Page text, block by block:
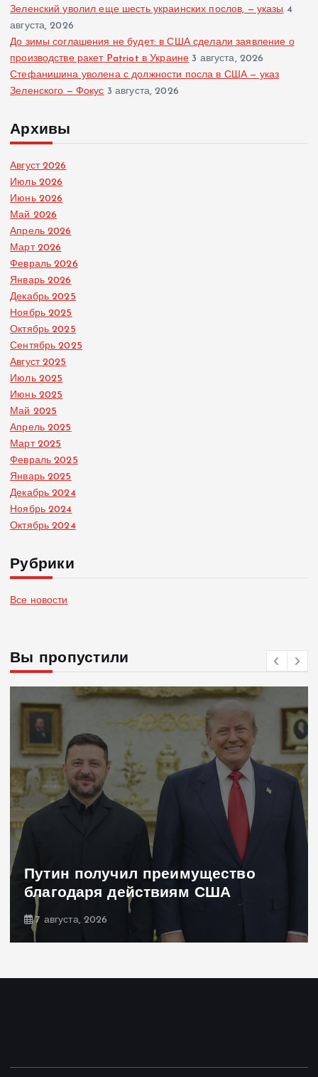
Зеленский уволил еще шесть украинских послов, — указы 4
августа, 2026
До зимы соглашения не будет: в США сделали заявление о
производстве ракет Patriot в Украине 3 августа, 2026
Стефанишина уволена с должности посла в США — указ
Зеленского — Фокус 3 августа, 2026
Архивы
Август 2026
Июль 2026
Июнь 2026
Май 2026
Апрель 2026
Март 2026
Февраль 2026
Январь 2026
Декабрь 2025
Ноябрь 2025
Октябрь 2025
Сентябрь 2025
Август 2025
Июль 2025
Июнь 2025
Май 2025
Апрель 2025
Март 2025
Февраль 2025
Январь 2025
Декабрь 2024
Ноябрь 2024
Октябрь 2024
Рубрики
Все новости
Вы пропустили
Путин получил преимущество
благодаря действиям США
7 августа, 2026